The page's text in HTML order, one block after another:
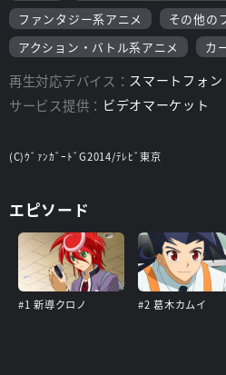
ファンタジー系アニメ
その他の
アクション・バトル系アニメ
カ
再生対応デバイス： スマートフォ
サービス提供： ビデオマーケット
(C)ｳﾞｧﾝｶﾞｰﾄﾞG2014/ﾃﾚﾋﾞ東京
エピソード
#1 新導クロノ #2 葛木カムイ